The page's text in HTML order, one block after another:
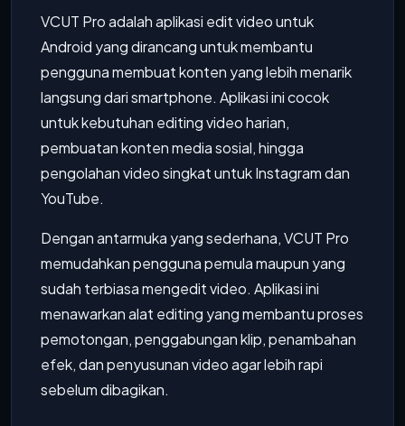
VCUT Pro adalah aplikasi edit video untuk
Android yang dirancang untuk membantu
pengguna membuat konten yang lebih menarik
langsung dari smartphone. Aplikasi ini cocok
untuk kebutuhan editing video harian,
pembuatan konten media sosial, hingga
pengolahan video singkat untuk Instagram dan
YouTube.
Dengan antarmuka yang sederhana, VCUT Pro
memudahkan pengguna pemula maupun yang
sudah terbiasa mengedit video. Aplikasi ini
menawarkan alat editing yang membantu proses
pemotongan, penggabungan klip, penambahan
efek, dan penyusunan video agar lebih rapi
sebelum dibagikan.